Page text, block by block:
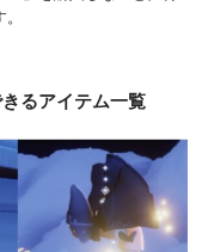
るアイテム一覧